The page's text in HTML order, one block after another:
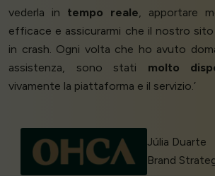
vederla in tempo reale , apportare
efficace e assicurarmi che il nostro
in crash. Ogni volta che ho avuto
assistenza, sono stati molto
vivamente la piattaforma e il servizio.’
Júlia Duarte
Brand